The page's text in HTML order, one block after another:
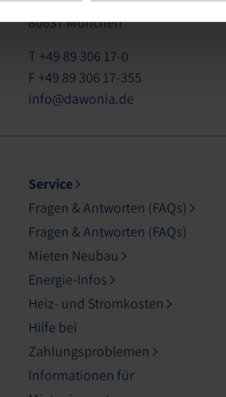
80637 München
T +49 89 306 17-0
F +49 89 306 17-355
info@dawonia.de
Service
Fragen & Antworten (FAQs)
Fragen & Antworten (FAQs)
Mieten Neubau
Energie-Infos
Heiz- und Stromkosten
Hilfe bei
Zahlungsproblemen
Informationen für